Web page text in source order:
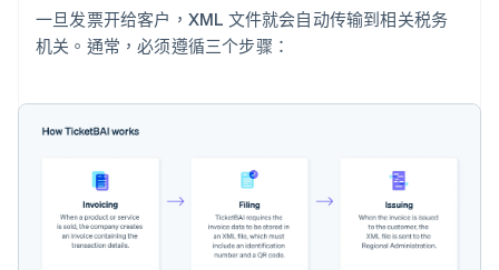
一旦发票开给客户，XML 文件就会自动传输到相关税务
机关。通常，必须遵循三个步骤：